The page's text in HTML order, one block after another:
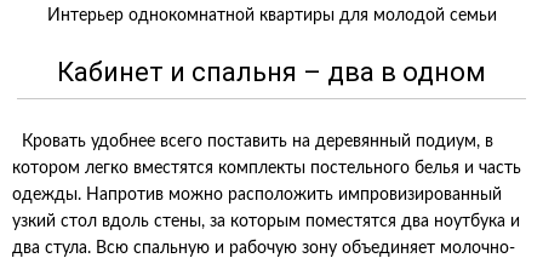
Интерьер однокомнатной квартиры для молодой семьи
Кабинет и спальня – два в одном
Кровать удобнее всего поставить на деревянный подиум, в
котором легко вместятся комплекты постельного белья и часть
одежды. Напротив можно расположить импровизированный
узкий стол вдоль стены, за которым поместятся два ноутбука и
два стула. Всю спальную и рабочую зону объединяет молочно-